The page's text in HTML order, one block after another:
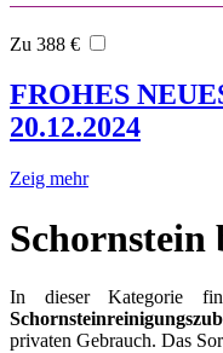
Zu 388 €
FROHES
20.12.2024
Zeig mehr
Schornstein
In dieser Kategorie
privaten Gebrauch. Das